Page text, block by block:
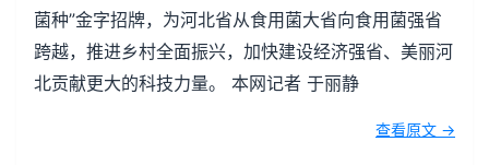
菌种”金字招牌，为河北省从食用菌大省向食用菌强省
跨越，推进乡村全面振兴，加快建设经济强省、美丽河
北贡献更大的科技力量。 本网记者 于丽静
查看原文 →